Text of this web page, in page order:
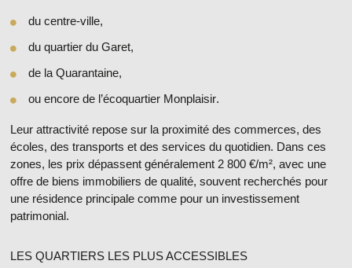
du centre-ville,
du quartier du Garet,
de la Quarantaine,
ou encore de l’écoquartier Monplaisir.
Leur attractivité repose sur la proximité des commerces, des
écoles, des transports et des services du quotidien. Dans ces
zones, les prix dépassent généralement 2 800 €/m², avec une
offre de biens immobiliers de qualité, souvent recherchés pour
une résidence principale comme pour un investissement
patrimonial.
LES QUARTIERS LES PLUS ACCESSIBLES